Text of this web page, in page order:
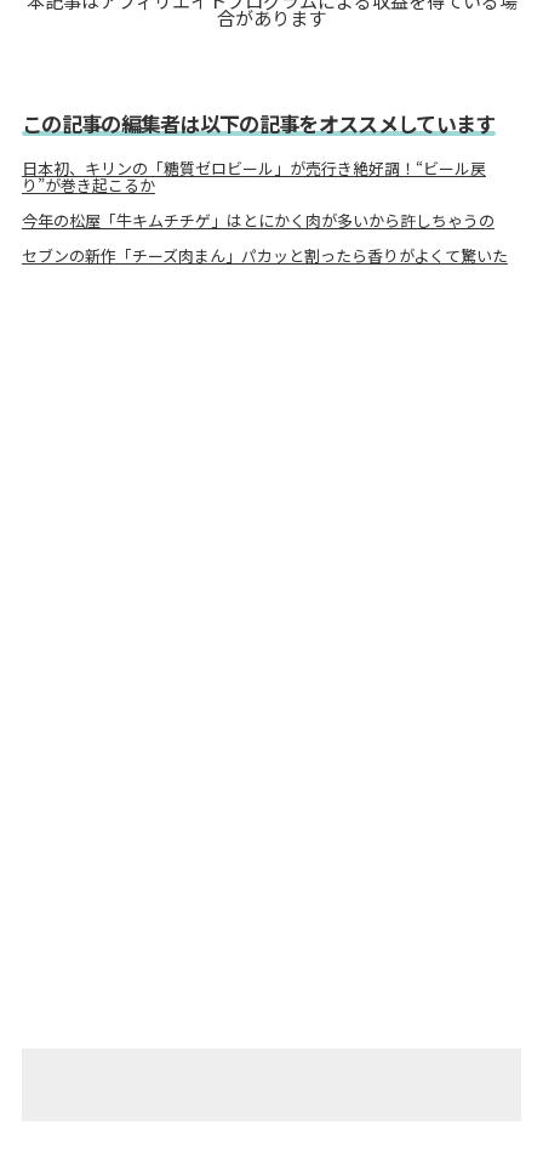
合があります
この記事の編集者は以下の記事をオススメしています
日本初、キリンの「糖質ゼロビール」が売行き絶好調！“ビール戻
り”が巻き起こるか
今年の松屋「牛キムチチゲ」はとにかく肉が多いから許しちゃうの
セブンの新作「チーズ肉まん」パカッと割ったら香りがよくて驚いた